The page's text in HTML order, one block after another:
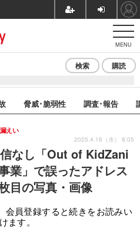
MENU
検索 購読
脅威･脆弱性 調査･報告
なし「Out of KidZani
業」で誤ったアドレス
目の写真・画像
えい
2025.4.16（水） 8:05
会員登録すると続きをお読みい
ます。